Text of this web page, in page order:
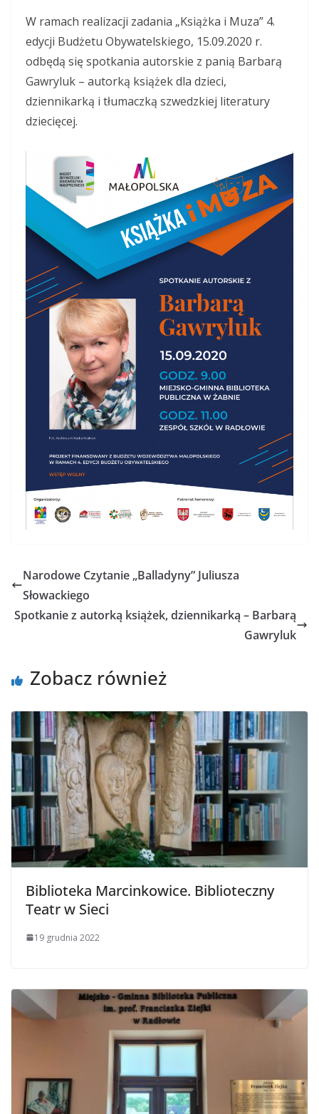
W ramach realizacji zadania „Książka i Muza” 4.
edycji Budżetu Obywatelskiego, 15.09.2020 r.
odbędą się spotkania autorskie z panią Barbarą
Gawryluk – autorką książek dla dzieci,
dziennikarką i tłumaczką szwedzkiej literatury
dziecięcej.
Narodowe Czytanie „Balladyny” Juliusza
Słowackiego
Spotkanie z autorką książek, dziennikarką – Barbarą
Gawryluk
Zobacz również
Biblioteka Marcinkowice. Biblioteczny
Teatr w Sieci
19 grudnia 2022